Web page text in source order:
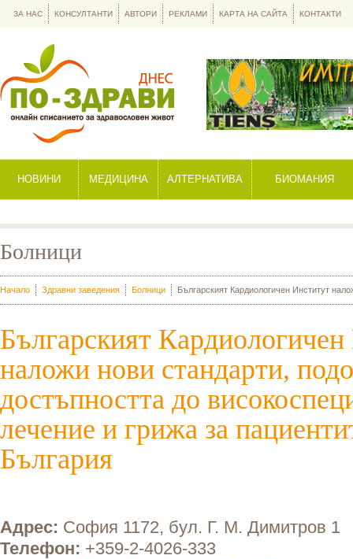
НОВИНИ МЕДИЦИНА АЛТЕРНАТИВА БИОМАНИЯ
ЗА НАС КОНСУЛТАНТИ АВТОРИ РЕКЛАМИ КАРТА НА САЙТА КОНТАКТИ
Болници
Начало Здравни заведения Болници Българският Кардиологичен Институт
Българският
наложи нови стандарти,
достъпността до
лечение и грижа за
България
Адрес: София 1172, бул. Г. М. Димитров 1
Телефон: +359-2-4026-333